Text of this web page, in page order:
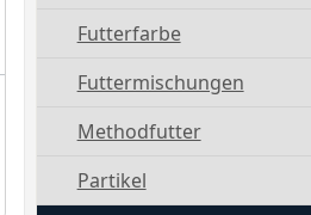
Futterfarbe
Futtermischungen
Methodfutter
Partikel